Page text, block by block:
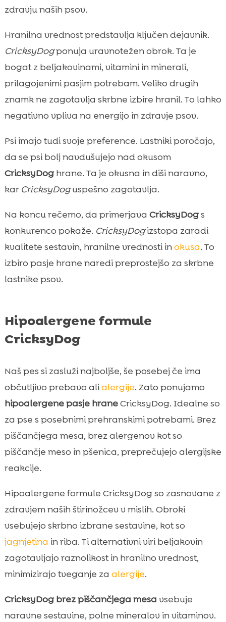
zdravju naših psov.
Hranilna vrednost predstavlja ključen dejavnik.
CricksyDogponuja uravnotežen obrok. Ta je
bogat z beljakovinami, vitamini in minerali,
prilagojenimi pasjim potrebam. Veliko drugih
znamk ne zagotavlja skrbne izbire hranil. To lahko
negativno vpliva na energijo in zdravje psov.
Psi imajo tudi svoje preference. Lastniki poročajo,
da se psi bolj navdušujejo nad okusom
CricksyDoghrane. Ta je okusna in diši naravno,
kar CricksyDoguspešno zagotavlja.
Na koncu rečemo, da primerjava CricksyDogs
konkurenco pokaže. CricksyDogizstopa zaradi
kvalitete sestavin, hranilne vrednosti inokusa. To
izbiro pasje hrane naredi preprostejšo za skrbne
lastnike psov.
Hipoalergene formule
CricksyDog
Naš pes si zasluži najboljše, še posebej če ima
občutljivo prebavo alialergije. Zato ponujamo
hipoalergene pasje hraneCricksyDog. Idealne so
za pse s posebnimi prehranskimi potrebami. Brez
piščančjega mesa, brez alergenov kot so
piščančje meso in pšenica, preprečujejo alergijske
reakcije.
Hipoalergene formule CricksyDog so zasnovane z
zdravjem naših štirinožcev v mislih. Obroki
vsebujejo skrbno izbrane sestavine, kot so
jagnjetina in riba. Ti alternativni viri beljakovin
zagotavljajo raznolikost in hranilno vrednost,
minimizirajo tveganje za alergije.
CricksyDog brez piščančjega mesa vsebuje
naravne sestavine, polne mineralov in vitaminov.